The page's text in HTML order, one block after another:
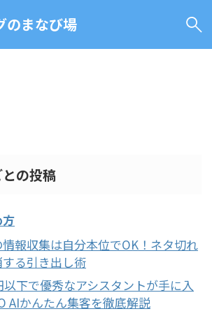
のまなび場
の投稿
報収集は自分本位でOK！ネタ切れ
る引き出し術
以下で優秀なアシスタントが手に入
AIかんたん集客を徹底解説